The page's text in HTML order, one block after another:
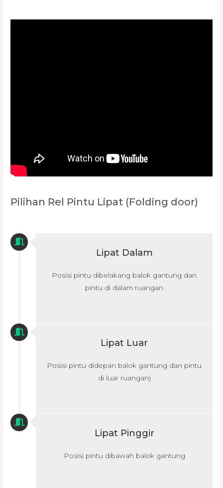
Pilihan Rel Pintu Lipat (Folding door)
Lipat Dalam
Posisi pintu dibelakang balok gantung dan
pintu di dalam ruangan
Lipat Luar
Posisi pintu didepan balok gantung dan pintu
di luar ruangan)
Lipat Pinggir
Posisi pintu dibawah balok gantung